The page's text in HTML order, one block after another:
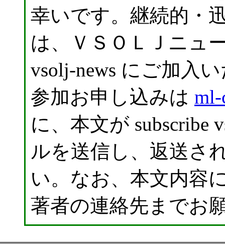
幸いです。継続的・
は、ＶＳＯＬＪニュ
vsolj-news にご加入
参加お申し込みは ml-
に、本文が subscribe
ルを送信し、返送さ
い。なお、本文内容
著者の連絡先までお